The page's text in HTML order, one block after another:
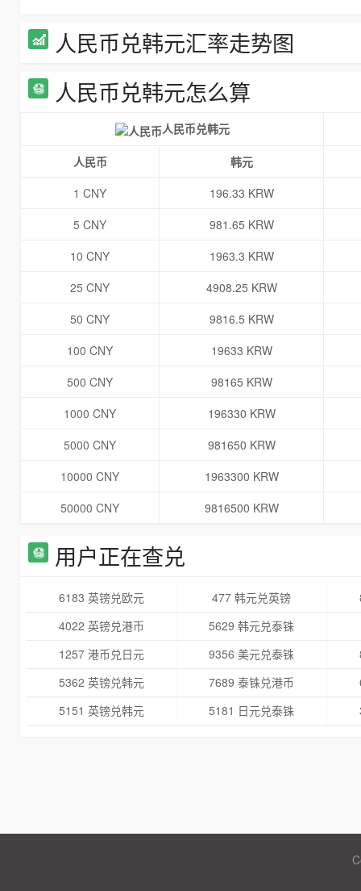
人民币兑韩元汇率走势图
人民币兑韩元怎么算
人民币兑韩元
人民币
韩元
1 CNY
196.33 KRW
5 CNY
981.65 KRW
10 CNY
1963.3 KRW
25 CNY
4908.25 KRW
50 CNY
9816.5 KRW
100 CNY
19633 KRW
500 CNY
98165 KRW
1000 CNY
196330 KRW
5000 CNY
981650 KRW
10000 CNY
1963300 KRW
50000 CNY
9816500 KRW
用户正在查兑
6183 英镑兑欧元 477 韩元兑英镑
4022 英镑兑港币
5629 韩元兑泰铢
1257 港币兑日元
9356 美元兑泰铢
5362 英镑兑韩元
7689 泰铢兑港币
5151 英镑兑韩元
5181 日元兑泰铢